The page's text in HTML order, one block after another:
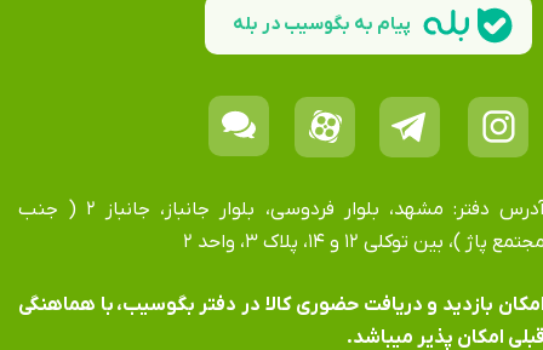
آدرس دفتر: مشهد، بلوار فردوسی، بلوار جانباز، جانباز ۲ ( جنب
پاژ )، بین توکلی ۱۲ و ۱۴، پلاک ۳، واحد ۲
بازدید و دریافت حضوری کالا در دفتر بگوسیب، با هماهنگی
امکان پذیر میباشد.
پیام به بگوسیب در بله